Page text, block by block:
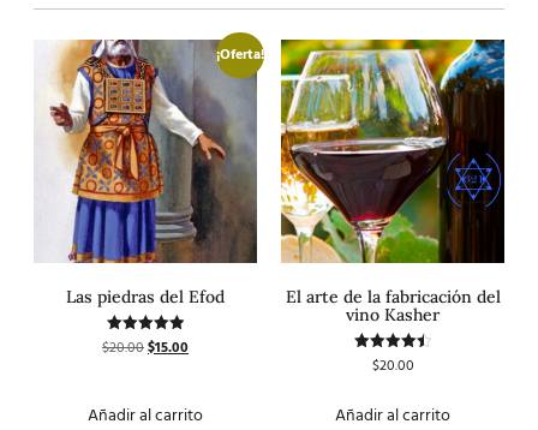
¡Oferta!
Las piedras del Efod
Valorado
con
$20.00$15.00
Añadir al carrito
El arte de la fabricación del
vino Kasher
Valorado
$20.00
Añadir al carrito